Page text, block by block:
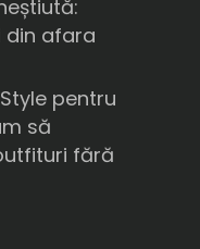
din afara
pentru
să
fără